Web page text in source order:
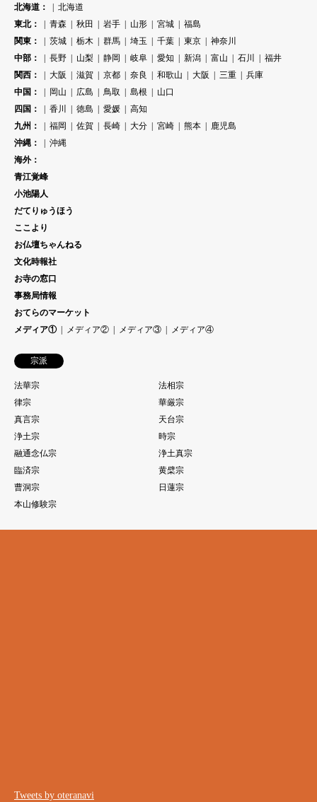
北海道：
北海道
東北：
青森 秋田 岩手 山形 宮城
福島
関東：
茨城 栃木 群馬 埼玉 千葉 東京
神奈川
中部：
長野 山梨 静岡 岐阜 愛知 新潟 富山 石川
福井
関西：
大阪 滋賀 京都 奈良 和歌山 大阪 三重
兵庫
中国：
岡山 広島 鳥取 島根
山口
四国：
香川 徳島 愛媛
高知
九州：
福岡 佐賀 長崎 大分 宮崎 熊本
鹿児島
沖縄：
沖縄
海外：
青江覚峰
小池陽人
だてりゅうほう
ここより
お仏壇ちゃんねる
文化時報社
お寺の窓口
事務局情報
おてらのマーケット
メディア①
メディア② メディア③ メディア④
宗派
法華宗
法相宗
律宗
華厳宗
真言宗
天台宗
浄土宗
時宗
融通念仏宗
浄土真宗
臨済宗
黄檗宗
曹洞宗
日蓮宗
本山修験宗
Tweets by oteranavi